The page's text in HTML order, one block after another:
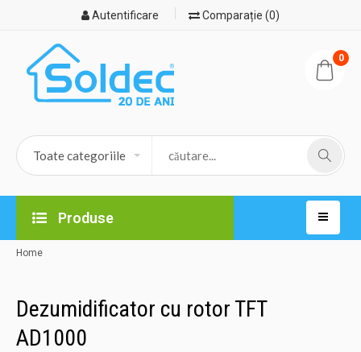
Autentificare Comparație (0)
0
Produse
Home
Dezumidificator cu rotor TFT
AD1000